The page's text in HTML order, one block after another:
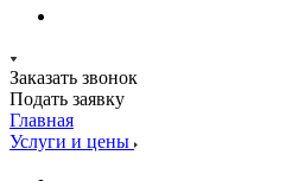
Заказать звонок
Подать заявку
Главная
Услуги и цены